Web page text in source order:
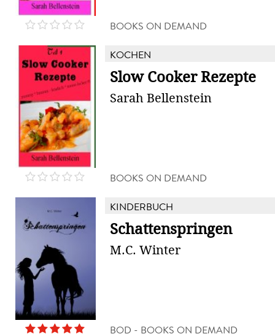
BOOKS ON DEMAND
KOCHEN
Slow Cooker Rezepte
Sarah Bellenstein
BOOKS ON DEMAND
KINDERBUCH
Schattenspringen
M.C. Winter
BOD - BOOKS ON DEMAND